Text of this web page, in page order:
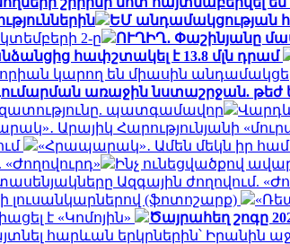
ԵՄ անդամակցության
2-ը
ՈՒՂԻՂ․ Փաշինյանը
հափշտակել է 13.8 մլն դրամ
կարող են միասին
առաջին նստաշրջան. թեժ
պատգամավոր
Արայիկ Հարությունյանի
«Հրապարակ»․ Ամեն մեկն իր
Ինչ ունեցվածքով
Ազգային ժողովում.
լուսանկարներով (ֆոտոշարք)
է «Կոմոյին»
Ծայրահեղ շոգը
հարևան երկրներին՝ Իրանին